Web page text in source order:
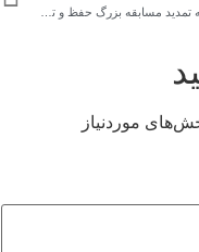
اطلاعیه تمدید مسابقه بزرگ حفظ و تفسیر سوره مبارکه واقعه
موردنیاز